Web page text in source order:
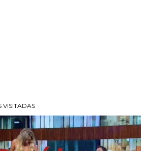
VISITADAS